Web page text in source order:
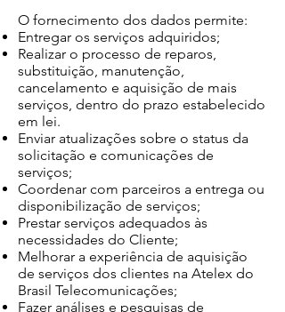
O fornecimento dos dados permite:
Entregar os serviços adquiridos;
Realizar o processo de reparos,
substituição, manutenção,
cancelamento e aquisição de mais
serviços, dentro do prazo estabelecido
em lei.
Enviar atualizações sobre o status da
solicitação e comunicações de
serviços;
Coordenar com parceiros a entrega ou
disponibilização de serviços;
Prestar serviços adequados às
necessidades do Cliente;
Melhorar a experiência de aquisição
de serviços dos clientes na Atelex do
Brasil Telecomunicações;
Fazer análises e pesquisas de